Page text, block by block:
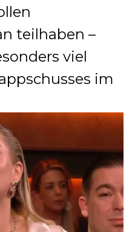
teilhaben –
viel
im